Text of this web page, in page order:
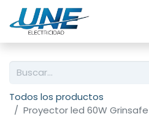
Todos los productos
Proyector led 60W Grinsafe